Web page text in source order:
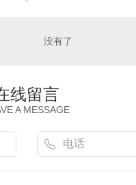
没有了
线留言
A MESSAGE